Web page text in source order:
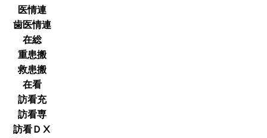
医情連
歯医情連
在総
重患搬
救患搬
在看
訪看充
訪看専
訪看ＤⅩ